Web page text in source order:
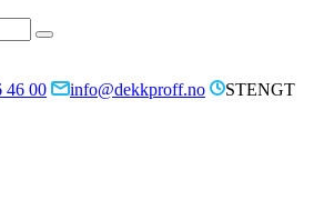
46 00 info@dekkproff.no
STENGT